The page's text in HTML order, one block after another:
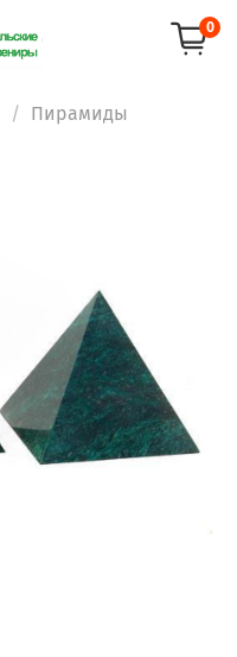
0
Пирамиды